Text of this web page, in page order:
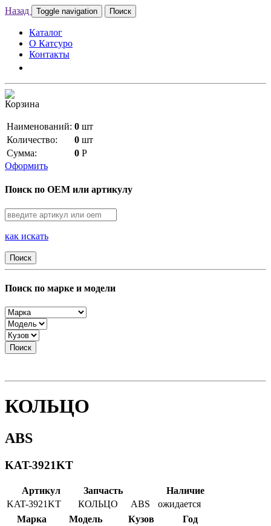
Назад Toggle navigation Поиск
Каталог
О Катсуро
Контакты
Корзина
Наименований: 0 шт
Количество:
0 шт
Сумма:
0 Р
Оформить
Поиск по OEM или артикулу
как искать
Поиск
Поиск по марке и модели
Поиск
КОЛЬЦО
ABS
KAT-3921KT
Артикул Запчасть
Наличие
KAT-3921KT
КОЛЬЦО ABS
ожидается
Марка
Модель Кузов
Год